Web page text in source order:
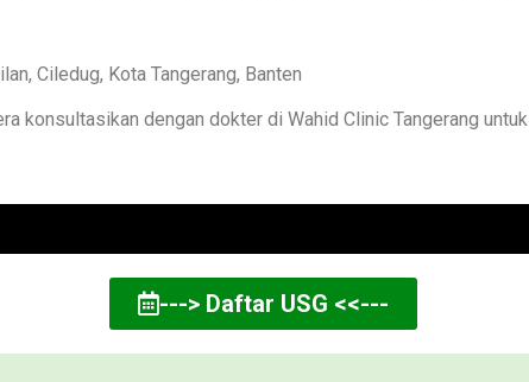
Ciledug, Kota Tangerang, Banten
konsultasikan dengan dokter di Wahid Clinic Tangerang
---> Daftar USG <<---